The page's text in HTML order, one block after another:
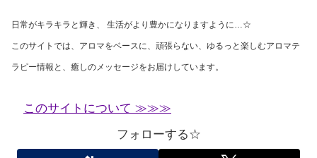
日常がキラキラと輝き、 生活がより豊かになりますように…☆
このサイトでは、アロマをベースに、頑張らない、ゆるっと楽しむアロマテ
ラピー情報と、癒しのメッセージをお届けしています。
このサイトについて ≫≫≫
フォローする☆